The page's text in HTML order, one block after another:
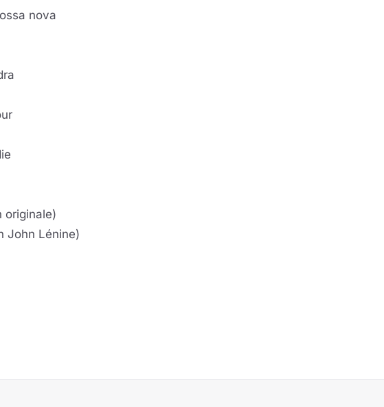
nova
originale)
John Lénine)